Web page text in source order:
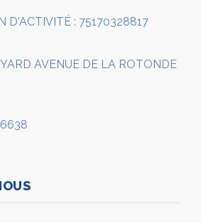
D'ACTIVITÉ : 75170328817
AVENUE DE LA ROTONDE